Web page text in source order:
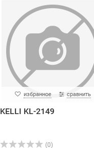
избранное сравнить
KELLI KL-2149
(0)